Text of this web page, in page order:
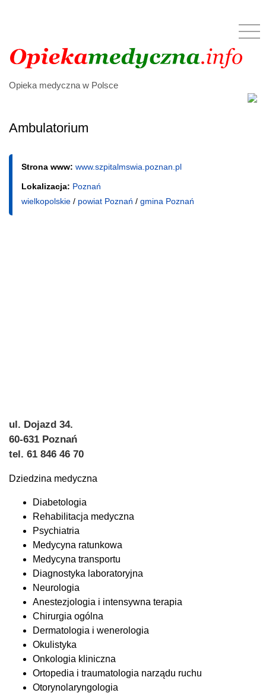
Opieka medyczna w Polsce
Ambulatorium
Strona www: www.szpitalmswia.poznan.pl
Lokalizacja: Poznań
wielkopolskie / powiat Poznań / gmina Poznań
ul. Dojazd 34.
60-631 Poznań
tel. 61 846 46 70
Dziedzina medyczna
Diabetologia
Rehabilitacja medyczna
Psychiatria
Medycyna ratunkowa
Medycyna transportu
Diagnostyka laboratoryjna
Neurologia
Anestezjologia i intensywna terapia
Chirurgia ogólna
Dermatologia i wenerologia
Okulistyka
Onkologia kliniczna
Ortopedia i traumatologia narządu ruchu
Otorynolaryngologia